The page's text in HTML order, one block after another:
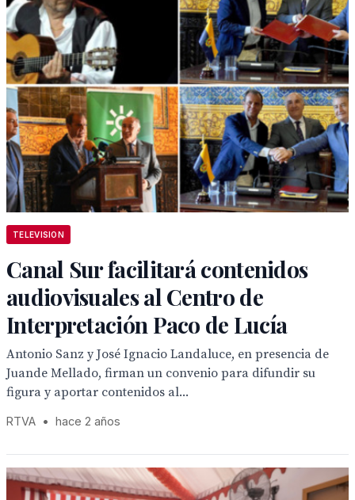
TELEVISION
Canal Sur facilitará contenidos
audiovisuales al Centro de
Interpretación Paco de Lucía
Antonio Sanz y José Ignacio Landaluce, en presencia de
Juande Mellado, firman un convenio para difundir su
figura y aportar contenidos al...
RTVA • hace 2 años